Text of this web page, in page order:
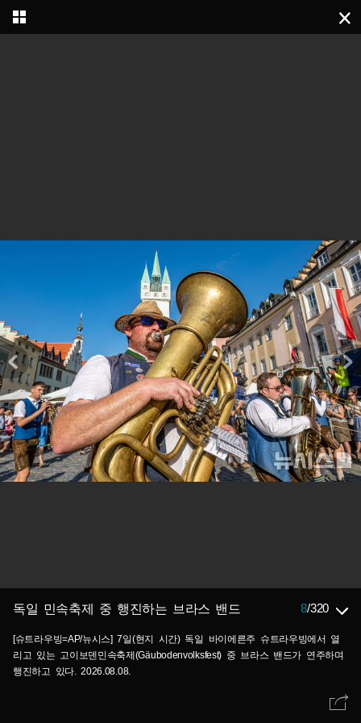
독일 민속축제 중 행진하는 브라스 밴드 8/320
[슈트라우빙=AP/뉴시스] 7일(현지 시간) 독일 바이에른주 슈트라우빙에서 열
리고 있는 고이보덴민속축제(Gäubodenvolksfest) 중 브라스 밴드가 연주하며
행진하고 있다. 2026.08.08.